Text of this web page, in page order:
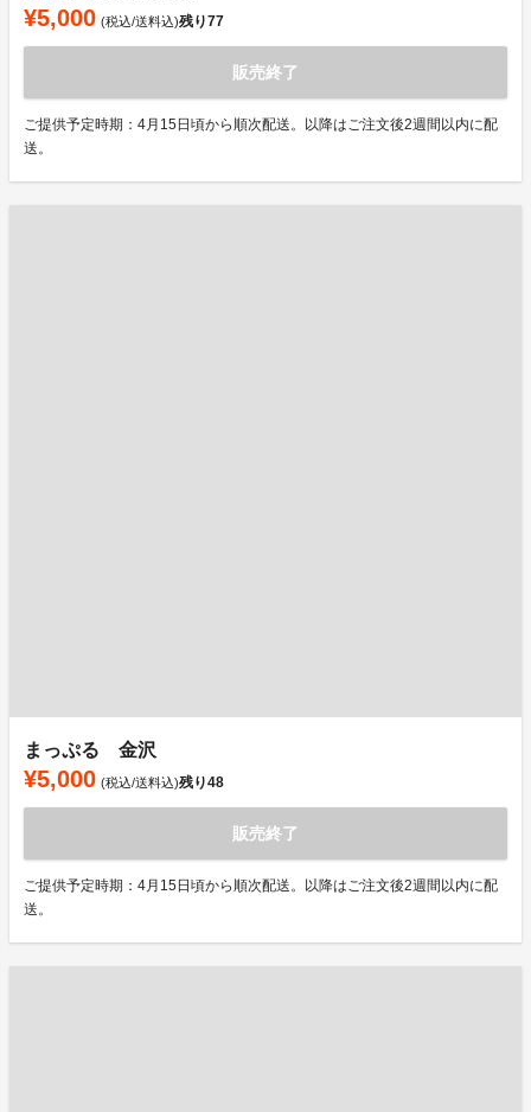
¥5,000 (税込/送料込)残り77
販売終了
ご提供予定時期：4月15日頃から順次配送。以降はご注文後2週間以内に配
送。
まっぷる 金沢
¥5,000 (税込/送料込)残り48
販売終了
ご提供予定時期：4月15日頃から順次配送。以降はご注文後2週間以内に配
送。